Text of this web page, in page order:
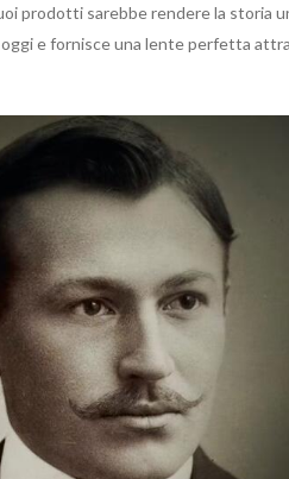
prodotti sarebbe rendere la storia
e fornisce una lente perfetta